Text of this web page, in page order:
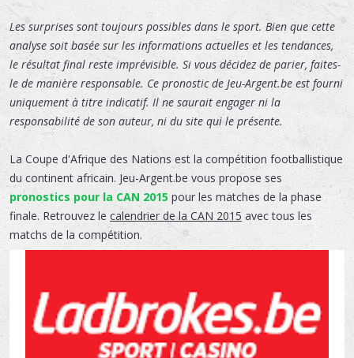
Les surprises sont toujours possibles dans le sport. Bien que cette
analyse soit basée sur les informations actuelles et les tendances,
le résultat final reste imprévisible. Si vous décidez de parier, faites-
le de manière responsable. Ce pronostic de Jeu-Argent.be est fourni
uniquement à titre indicatif. Il ne saurait engager ni la
responsabilité de son auteur, ni du site qui le présente.
La Coupe d'Afrique des Nations est la compétition footballistique
du continent africain. Jeu-Argent.be vous propose ses
pronostics pour la CAN 2015 pour les matches de la phase
finale. Retrouvez lecalendrier de la CAN 2015 avec tous les
matchs de la compétition.